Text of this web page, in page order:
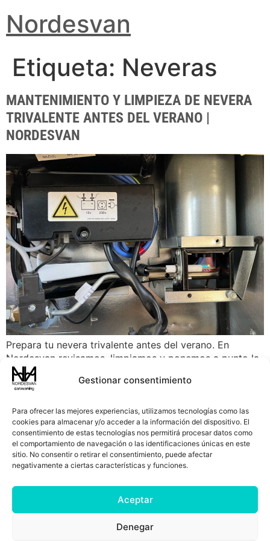
Gestionar consentimiento
Para ofrecer las mejores experiencias, utilizamos tecnologías como las
cookies para almacenar y/o acceder a la información del dispositivo. El
consentimiento de estas tecnologías nos permitirá procesar datos como
el comportamiento de navegación o las identificaciones únicas en este
sitio. No consentir o retirar el consentimiento, puede afectar
negativamente a ciertas características y funciones.
Aceptar
Denegar
Nordesvan
Etiqueta: Neveras
MANTENIMIENTO Y LIMPIEZA DE NEVERA
TRIVALENTE ANTES DEL VERANO |
NORDESVAN
Prepara tu nevera trivalente antes del verano. En
Nordesvan revisamos, limpiamos y ponemos a punto la
nevera de tu caravana, autocaravana o camper para
que enfríe correctamente.
CARAVANING EN GALICIA – TALLER DE VAN VAN GO
Expertos en venta, reparaciones de vehículos de camping,
instalación y venta de accesorios para caravanas y
Lugar Raxás, 17A – 15165 Bergondo (A
recepcion@vanvango.es